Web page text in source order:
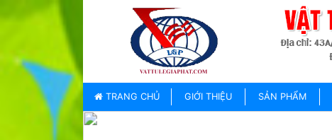
TRANG CHỦ GIỚI THIỆU SẢN PHẨM
TRANG
CHỦ